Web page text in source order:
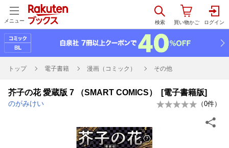
メニュー
トップ 電子書籍 漫画（コミック） その他
芥子の花 愛蔵版 7 （SMART COMICS） [電子書籍版]
のがみけい （0件）